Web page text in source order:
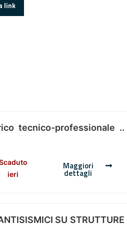
link
tecnico-professionale ..
ieri
Maggiori
dettagli
SU STRUTTURE